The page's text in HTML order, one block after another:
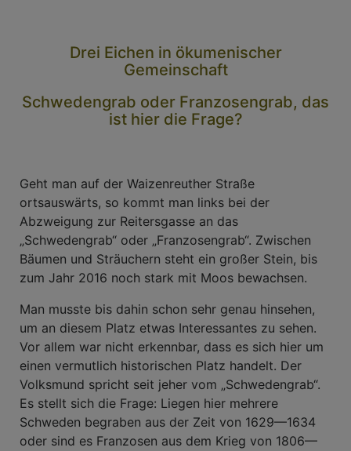
Drei Eichen in ökumenischer
Gemeinschaft
Schwedengrab oder Franzosengrab, das
ist hier die Frage?
Geht man auf der Waizenreuther Straße
ortsauswärts, so kommt man links bei der
Abzweigung zur Reitersgasse an das
„Schwedengrab“ oder „Franzosengrab“. Zwischen
Bäumen und Sträuchern steht ein großer Stein, bis
zum Jahr 2016 noch stark mit Moos bewachsen.
Man musste bis dahin schon sehr genau hinsehen,
um an diesem Platz etwas Interessantes zu sehen.
Vor allem war nicht erkennbar, dass es sich hier um
einen vermutlich historischen Platz handelt. Der
Volksmund spricht seit jeher vom „Schwedengrab“.
Es stellt sich die Frage: Liegen hier mehrere
Schweden begraben aus der Zeit von 1629—1634
oder sind es Franzosen aus dem Krieg von 1806—